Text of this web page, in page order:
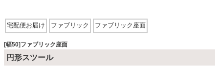
ダイニングテーブル・セット
宅配便お届け ファブリック ファブリック座面
[幅50]ファブリック座面
円形スツール